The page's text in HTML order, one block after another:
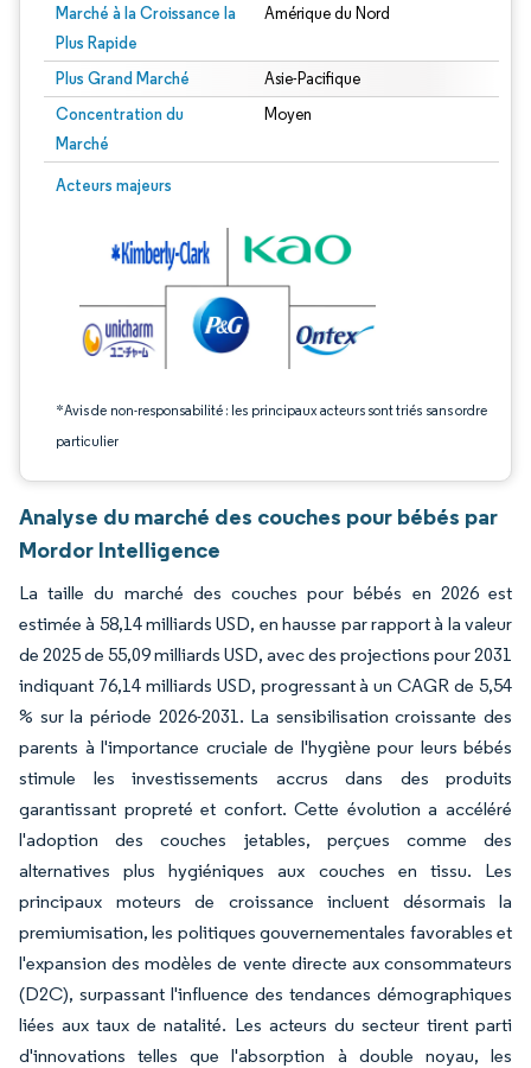
Marché à la Croissance la
Plus Rapide
Amérique du Nord
Plus Grand Marché Asie-Pacifique
Concentration du
Marché
Moyen
Acteurs majeurs
*Avis de non-responsabilité : les principaux acteurs sont triés sans ordre
particulier
Image © Mordor Intelligence. La réutilisation nécessite une attribution sous CC
Analyse du marché des couches pour bébés par
Mordor Intelligence
La taille du marché des couches pour bébés en 2026 est
estimée à 58,14 milliards USD, en hausse par rapport à la valeur
de 2025 de 55,09 milliards USD, avec des projections pour 2031
indiquant 76,14 milliards USD, progressant à un CAGR de 5,54
% sur la période 2026-2031. La sensibilisation croissante des
parents à l'importance cruciale de l'hygiène pour leurs bébés
stimule les investissements accrus dans des produits
garantissant propreté et confort. Cette évolution a accéléré
l'adoption des couches jetables, perçues comme des
alternatives plus hygiéniques aux couches en tissu. Les
principaux moteurs de croissance incluent désormais la
premiumisation, les politiques gouvernementales favorables et
l'expansion des modèles de vente directe aux consommateurs
(D2C), surpassant l'influence des tendances démographiques
liées aux taux de natalité. Les acteurs du secteur tirent parti
d'innovations telles que l'absorption à double noyau, les